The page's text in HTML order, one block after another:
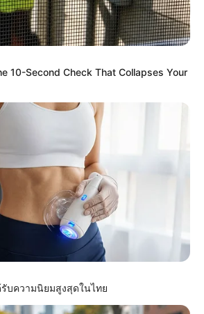
Say Memory Loss Isn't
These 3 Beverages
10-Second Check That Collapses Your
บความนิยมสูงสุดในไทย